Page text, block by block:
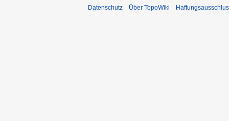
Datenschutz Über TopoWiki